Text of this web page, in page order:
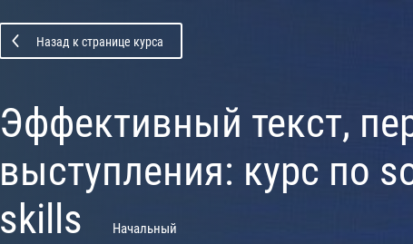
Назад к странице курса
Эффективный текст,
выступления: курс по
skills
Начальный